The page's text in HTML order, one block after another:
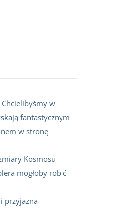
w
fantastycznym
w stronę
Kosmosu
mogłoby robić
przyjazna